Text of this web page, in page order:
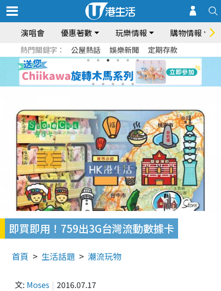
演唱會 優惠著數 玩樂情報 購物情報
熱門關鍵字： 公屋熱話 娛樂新聞 定期存款
即買即用！759出3G台灣流動數據卡
首頁 生活話題 潮流玩物
文: Moses 2016.07.17